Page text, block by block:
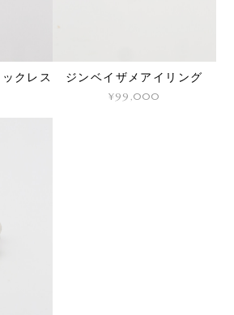
クレス ジンベイザメアイリング
¥99,000